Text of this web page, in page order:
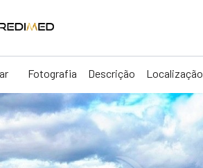
Fotografia Descrição Localização